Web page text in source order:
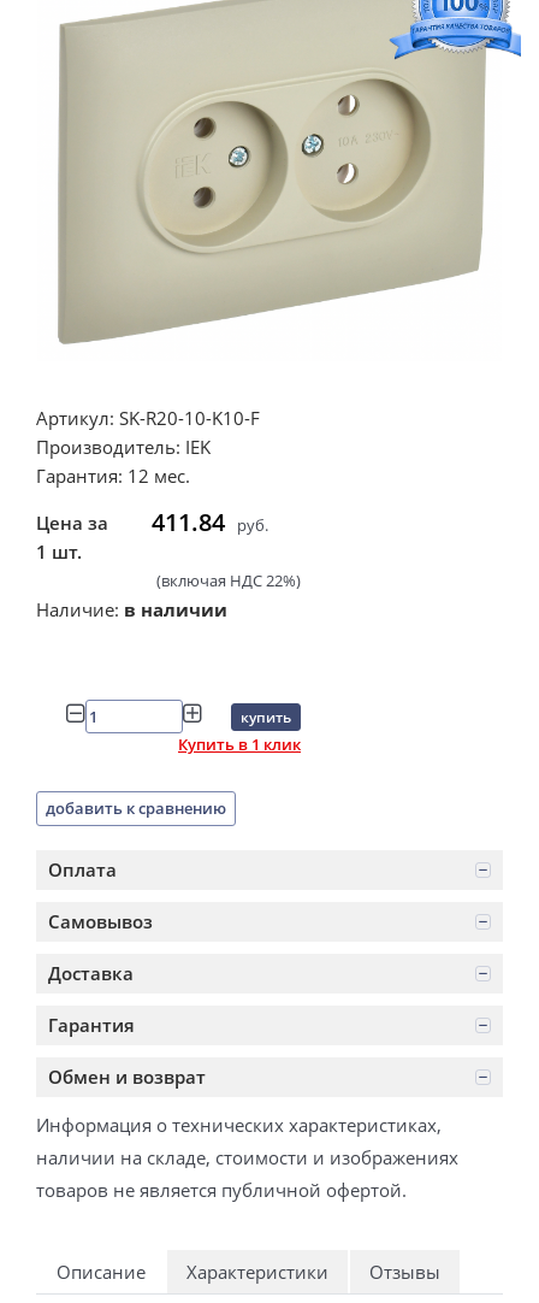
Артикул: SK-R20-10-K10-F
Производитель: IEK
Гарантия: 12 мес.
Цена за
1 шт.
411.84 руб.
(включая НДС 22%)
Наличие: в наличии
купить
Купить в 1 клик
добавить к сравнению
Оплата
Самовывоз
Доставка
Гарантия
Обмен и возврат
Информация о технических характеристиках,
наличии на складе, стоимости и изображениях
товаров не является публичной офертой.
Описание Характеристики Отзывы